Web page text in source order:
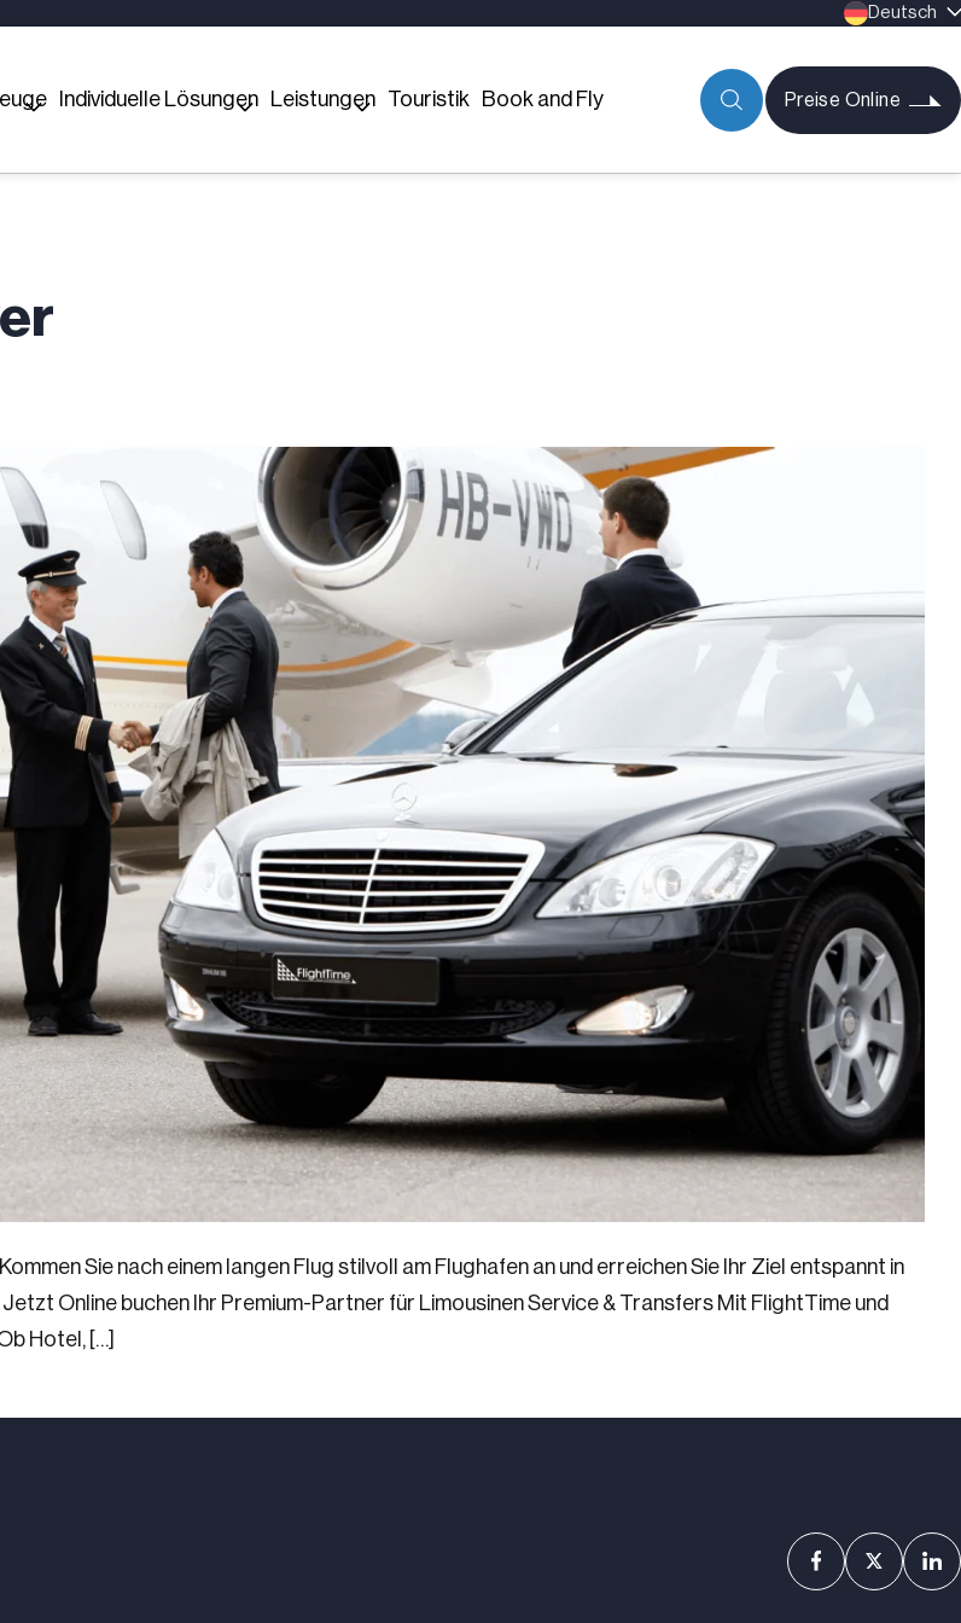
Deutsch
Individuelle Lösungen Leistungen Touristik Book and Fly Preise Online
Sie nach einem langen Flug stilvoll am Flughafen an und erreichen Sie Ihr Ziel entspannt in
Online buchen Ihr Premium-Partner für Limousinen Service & Transfers Mit FlightTime und
Hotel, […]